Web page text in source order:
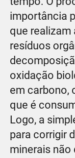
importância
que
resíduos
oxidação
em carbono,
que é
Logo, a
para corrigir
minerais não